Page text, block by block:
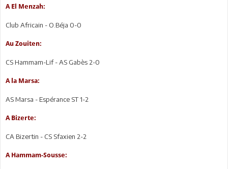
A El Menzah:
Club Africain - O.Béja 0-0
Au Zouiten:
CS Hammam-Lif - AS Gabès 2-0
A la Marsa:
AS Marsa - Espérance ST 1-2
A Bizerte:
CA Bizertin - CS Sfaxien 2-2
A Hammam-Sousse: